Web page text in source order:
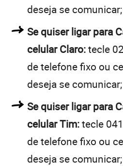
deseja se comunicar;
Se quiser ligar para
celular Claro:tecle
de telefone fixo ou
deseja se comunicar;
Se quiser ligar para
celular Tim:tecle
de telefone fixo ou
deseja se comunicar;